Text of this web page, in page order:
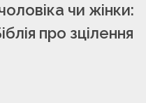
чи жінки:
про зцілення